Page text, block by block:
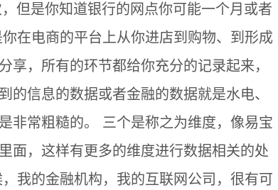
但是你知道银行的网点你可能一个月或者
在电商的平台上从你进店到购物、到形成
，所有的环节都给你充分的记录起来，
信息的数据或者金融的数据就是水电、
非常粗糙的。 三个是称之为维度，像易宝
面，这样有更多的维度进行数据相关的处
我的金融机构，我的互联网公司，很有可